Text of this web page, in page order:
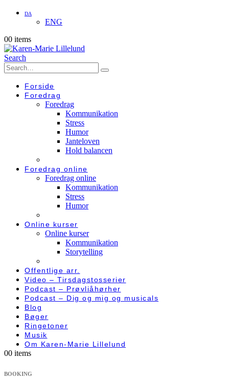
DA
ENG
00 items
Search
Forside
Foredrag
Foredrag
Kommunikation
Stress
Humor
Janteloven
Hold balancen
Foredrag online
Foredrag online
Kommunikation
Stress
Humor
Online kurser
Online kurser
Kommunikation
Storytelling
Offentlige arr.
Video – Tirsdagstosserier
Podcast – Prøvliåhørher
Podcast – Dig og mig og musicals
Blog
Bøger
Ringetoner
Musik
Om Karen-Marie Lillelund
00 items
BOOKING